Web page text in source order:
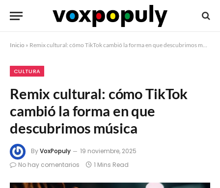
Inicio » Remix cultural: cómo TikTok cambió la forma en que descubrimos música
CULTURA
Remix cultural: cómo TikTok
cambió la forma en que
descubrimos música
ByVoxPopuly
19 noviembre, 2025
No hay comentarios
1 Mins Read